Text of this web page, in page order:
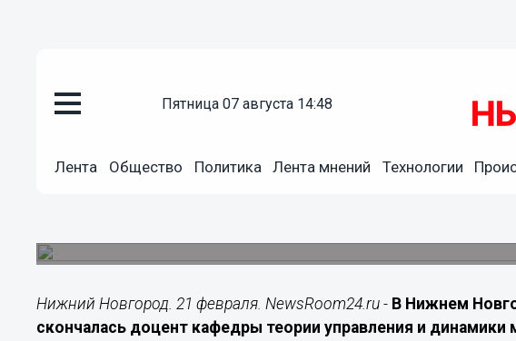
пятница 07 августа 14:48
Лента Общество Политика Лента мнений Технологии
21.02.202617:00
Нижний Новгород. 21 февраля. NewsRoom24.ru - В Нижнем
скончалась доцент кафедры теории управления и